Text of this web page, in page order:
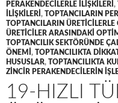
PERAKENDECILERLE ILIŞKILERI ,
ILIŞKILERI , TOPTANCILARIN
TOPTANCILARIN ÜRETICILERLE
ÜRETICILER ARASINDAKI
TOPTANCILIK SEKTÖRÜNDE
ÖNEMI , TOPTANCILIKTA
HUSUSLAR, TOPTANCILIKTA
ZINCIR PERAKENDECILERIN
19-HIZLI